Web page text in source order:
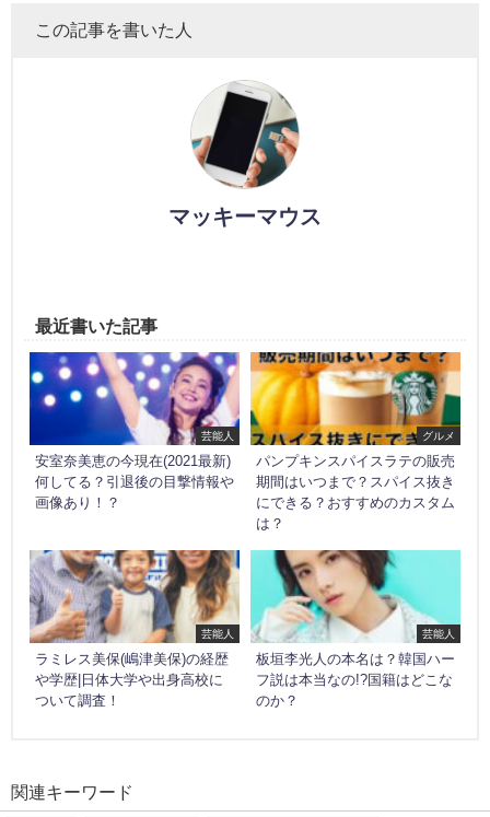
この記事を書いた人
マッキーマウス
最近書いた記事
芸能人
安室奈美恵の今現在(2021最新)
何してる？引退後の目撃情報や
画像あり！？
グルメ
パンプキンスパイスラテの販売
期間はいつまで？スパイス抜き
にできる？おすすめのカスタム
は？
芸能人
ラミレス美保(嶋津美保)の経歴
や学歴|日体大学や出身高校に
ついて調査！
芸能人
板垣李光人の本名は？韓国ハー
フ説は本当なの!?国籍はどこな
のか？
関連キーワード